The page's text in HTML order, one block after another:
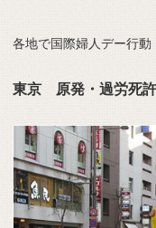
各地で国際婦人デー行動
東京 原発・過労死